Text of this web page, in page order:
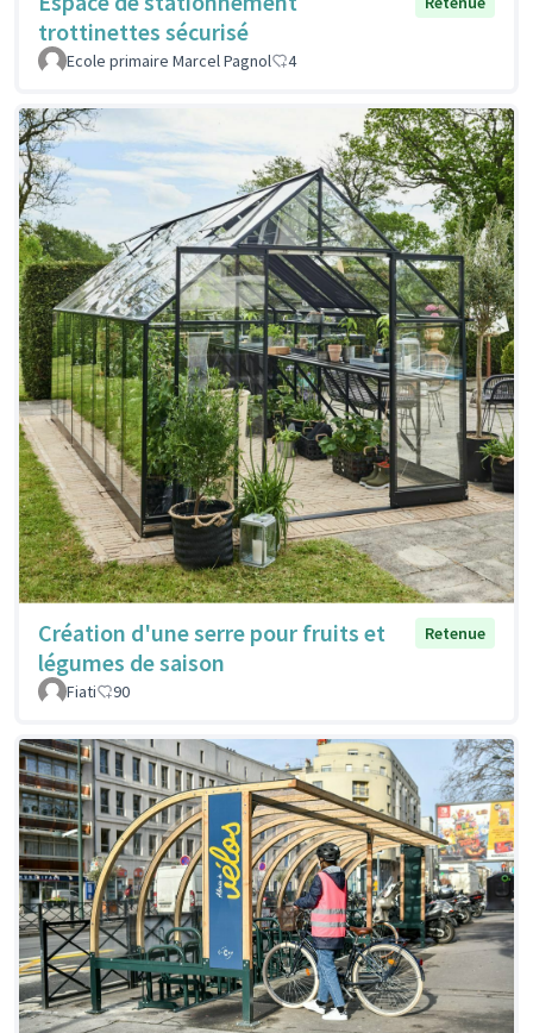
trottinettes sécurisé
Ecole primaire Marcel Pagnol 4
Création d'une serre pour fruits et
légumes de saison
Retenue
Fiati 90